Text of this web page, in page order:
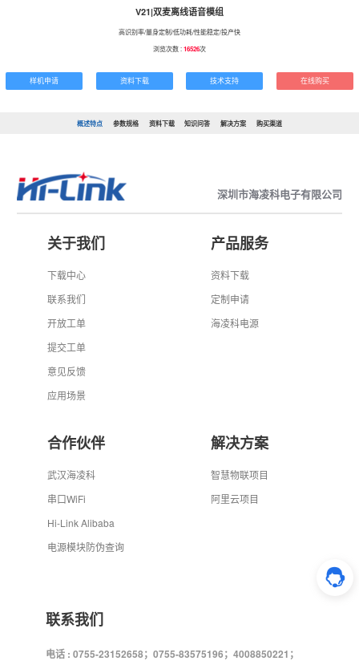
V21|双麦离线语音模组
高识别率/量身定制/低功耗/性能稳定/投产快
浏览次数 :16526次
样机申请 资料下载 技术支持 在线购买
概述特点 参数规格 资料下载 知识问答 解决方案 购买渠道
深圳市海凌科电子有限公司
关于我们
下载中心
联系我们
开放工单
提交工单
意见反馈
应用场景
产品服务
资料下载
定制申请
海凌科电源
合作伙伴
武汉海凌科
串口WiFi
Hi-Link Alibaba
电源模块防伪查询
解决方案
智慧物联项目
阿里云项目
联系我们
电话 : 0755-23152658；0755-83575196；4008850221；